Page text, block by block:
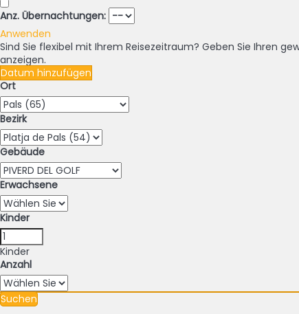
Anz. Übernachtungen:
Anwenden
Sind Sie flexibel mit Ihrem Reisezeitraum? Geben Sie Ihren
anzeigen.
Datum hinzufügen
Ort
Bezirk
Gebäude
Erwachsene
Kinder
Kinder
Anzahl
Suchen